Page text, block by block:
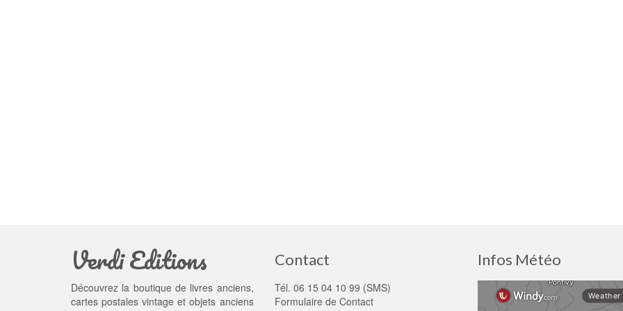
Verdi Editions
Découvrez la boutique de livres anciens,
cartes postales vintage et objets anciens
Contact
Tél. 06 15 04 10 99 (SMS)
Formulaire de Contact
Infos Météo